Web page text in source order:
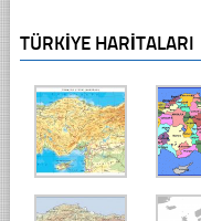
TÜRKIYE HARITALARI